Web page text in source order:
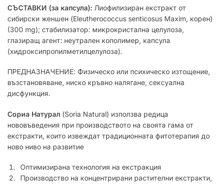
СЪСТАВКИ (за капсула): Лиофилизиран екстракт от
сибирски женшен (Eleutherococcus senticosus Maxim, корен)
(300 mg); стабилизатор: микрокристална целулоза,
глазиращ агент: неутрален кополимер, капсула
(хидроксипропилметилцелулоза).
ПРЕДНАЗНАЧЕНИЕ: Физическо или психическо изтощение,
възстановяване, ниско кръвно налягане, сексуална
дисфункция.
Сориа Натурал (Soria Natural) използва редица
нововъведения при производството на своята гама от
екстракти, които извеждат традиционната фитотерапия до
ново ниво на развитие
Оптимизирана технология на екстракция
Производство на концентрирани растителни екстракти,